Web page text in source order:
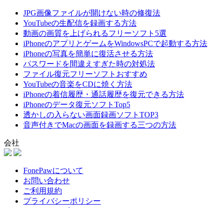
JPG画像ファイルが開けない時の修復法
YouTubeの生配信を録画する方法
動画の画質を上げられるフリーソフト5選
iPhoneのアプリとゲームをWindowsPCで起動する方法
iPhoneの写真を簡単に復活させる方法
パスワードを間違えすぎた時の対処法
ファイル復元フリーソフトおすすめ
YouTubeの音楽をCDに焼く方法
iPhoneの着信履歴・通話履歴を復元できる方法
iPhoneのデータ復元ソフトTop5
透かしの入らない画面録画ソフトTOP3
音声付きでMacの画面を録画する三つの方法
会社
FonePawについて
お問い合わせ
ご利用規約
プライバシーポリシー